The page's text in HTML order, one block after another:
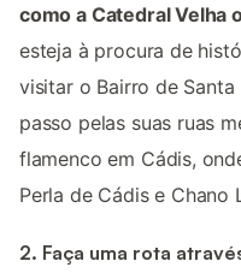
como a Catedral Velha
esteja à procura de
visitar o Bairro de
passo pelas suas ruas
flamenco em Cádis,
Perla de Cádis e Chano
2. Faça uma rota